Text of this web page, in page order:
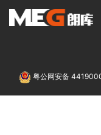
粤公网安备